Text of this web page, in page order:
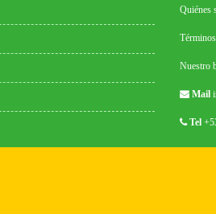
Quiénes
Nuestro
Mail
Tel